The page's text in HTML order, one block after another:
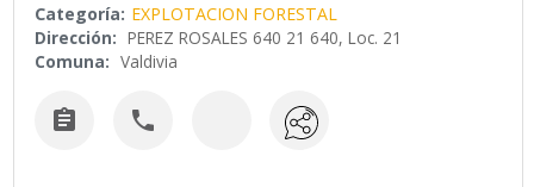
Categoría: EXPLOTACION FORESTAL
Dirección: PEREZ ROSALES 640 21 640, Loc. 21
Comuna: Valdivia
 